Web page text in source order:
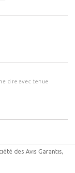
cire avec tenue
des Avis Garantis,